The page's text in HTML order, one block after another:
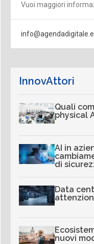
Vuoi maggiori
InnovAttori
Quali
physical
AI in
di
Data
nuovi